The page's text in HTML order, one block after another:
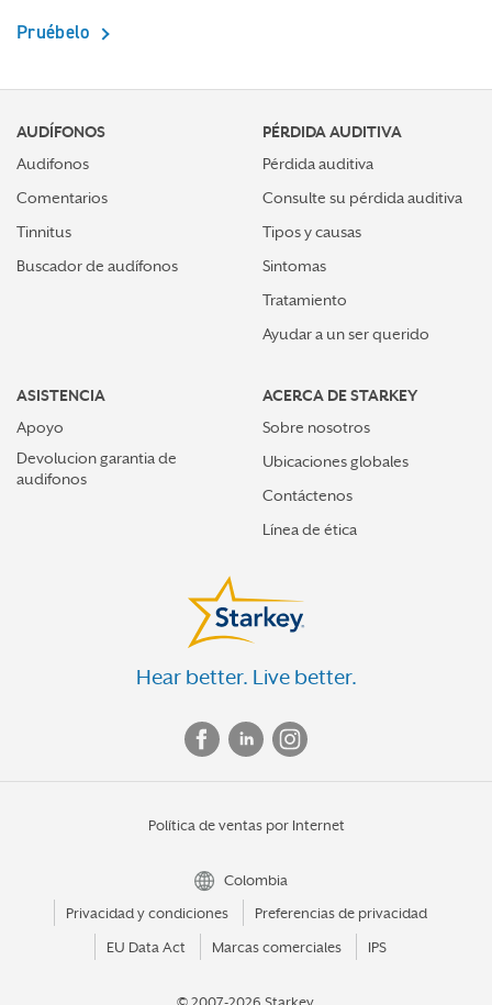
Pruébelo
AUDÍFONOS
Audifonos
Comentarios
Tinnitus
Buscador de audífonos
PÉRDIDA AUDITIVA
Pérdida auditiva
Consulte su pérdida auditiva
Tipos y causas
Sintomas
Tratamiento
Ayudar a un ser querido
ASISTENCIA
Apoyo
Devolucion garantia de
audifonos
ACERCA DE STARKEY
Sobre nosotros
Ubicaciones globales
Contáctenos
Línea de ética
Hear better. Live better.
Política de ventas por Internet
Colombia
Privacidad y condiciones
Preferencias de privacidad
EU Data Act Marcas comerciales IPS